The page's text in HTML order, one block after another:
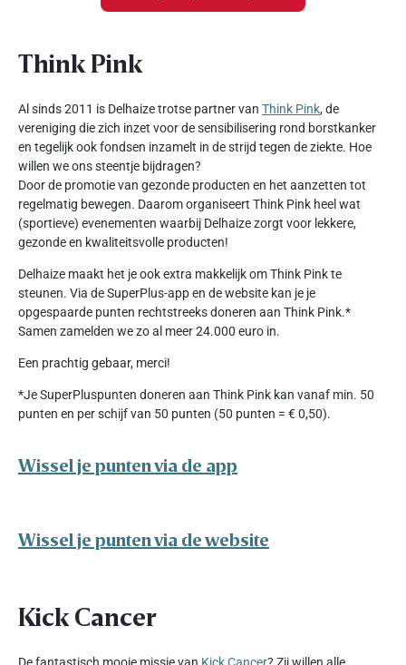
Think Pink
Al sinds 2011 is Delhaize trotse partner van Think Pink, de
vereniging die zich inzet voor de sensibilisering rond borstkanker
en tegelijk ook fondsen inzamelt in de strijd tegen de ziekte. Hoe
willen we ons steentje bijdragen?
Door de promotie van gezonde producten en het aanzetten tot
regelmatig bewegen. Daarom organiseert Think Pink heel wat
(sportieve) evenementen waarbij Delhaize zorgt voor lekkere,
gezonde en kwaliteitsvolle producten!
Delhaize maakt het je ook extra makkelijk om Think Pink te
steunen. Via de SuperPlus-app en de website kan je je
opgespaarde punten rechtstreeks doneren aan Think Pink.*
Samen zamelden we zo al meer 24.000 euro in.
Een prachtig gebaar, merci!
*Je SuperPluspunten doneren aan Think Pink kan vanaf min. 50
punten en per schijf van 50 punten (50 punten = € 0,50).
Wissel je punten via de app
Wissel je punten via de website
Kick Cancer